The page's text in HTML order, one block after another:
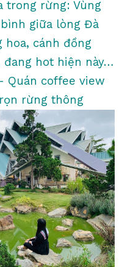
trong rừng: Vùng
giữa lòng Đà
hoa, cánh đồng
đang hot hiện này…
Quán coffee view
rừng thông